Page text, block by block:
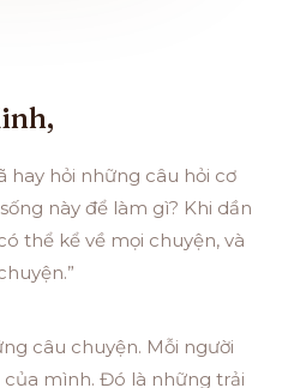
hay hỏi những câu hỏi cơ
này để làm gì? Khi dần
thể kể về mọi chuyện, và
câu chuyện. Mỗi người
mình. Đó là những trải